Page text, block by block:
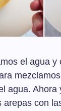
el agua y
agua. Ahora
arepas con